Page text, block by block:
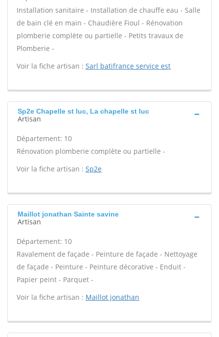
Installation sanitaire - Installation de chauffe eau - Salle
de bain clé en main - Chaudière Fioul - Rénovation
plomberie complète ou partielle - Petits travaux de
Plomberie -
Voir la fiche artisan : Sarl batifrance service est
Sp2e Chapelle st luc, La chapelle st luc
Artisan
Département: 10
Rénovation plomberie complète ou partielle -
Voir la fiche artisan : Sp2e
Maillot jonathan Sainte savine
Artisan
Département: 10
Ravalement de façade - Peinture de façade - Nettoyage
de façade - Peinture - Peinture décorative - Enduit -
Papier peint - Parquet -
Voir la fiche artisan : Maillot jonathan